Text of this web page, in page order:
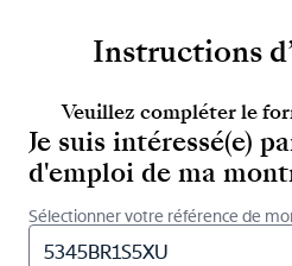
Instructions
Veuillez compléter le
Je suis intéressé(e)
d'emploi de ma
Sélectionner votre référence de
5345BR1S5XU